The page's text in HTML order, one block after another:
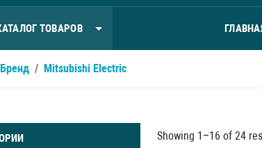
ТОВАРОВ
Бренд / Mitsubishi Electric
Showing 1–16 of 24